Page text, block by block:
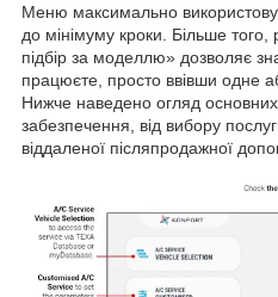
Меню максимально
до мінімуму кроки. Більше
підбір за моделлю» дозволяє
працюєте, просто ввівши одне
Нижче наведено огляд
забезпечення, від вибору
віддаленої післяпродажної